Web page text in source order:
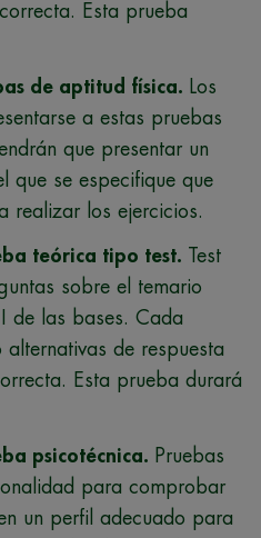
Esta prueba
de aptitud física. Los
a estas pruebas
que presentar un
que se especifique que
realizar los ejercicios.
teórica tipo test. Test
sobre el temario
de las bases. Cada
de respuesta
Esta prueba durará
psicotécnica. Pruebas
para comprobar
un perfil adecuado para